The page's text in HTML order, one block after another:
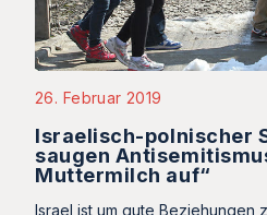
26. Februar 2019
Israelisch-polnischer
saugen
Muttermilch auf“
Israel ist um gute Beziehungen